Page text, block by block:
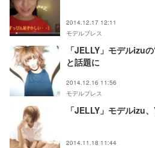
2014.12.17 12:11
モデルプレス
「JELLY」モデルizu
と話題に
2014.12.16 11:56
モデルプレス
「JELLY」モデルizu
2014.11.18 11:44